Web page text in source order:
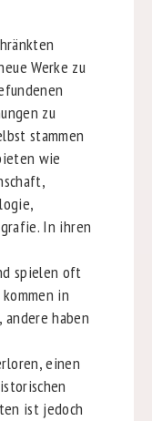
Werke zu
zu
stammen
wie
In ihren
spielen oft
in
andere haben
einen
ist jedoch